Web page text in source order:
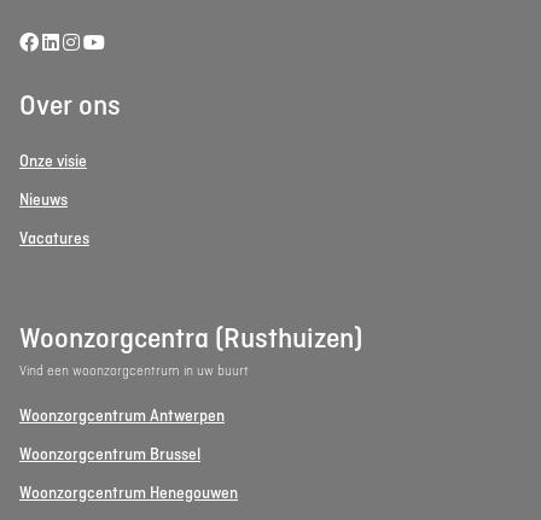
Over ons
Onze visie
Nieuws
Vacatures
Woonzorgcentra (Rusthuizen)
Vind een woonzorgcentrum in uw buurt
Woonzorgcentrum Antwerpen
Woonzorgcentrum Brussel
Woonzorgcentrum Henegouwen